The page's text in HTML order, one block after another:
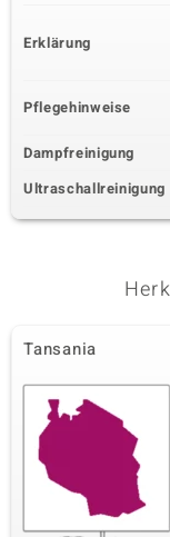
Erklärung
Pflegehinweise
Dampfreinigung
Ultraschallreinigung
Tansania